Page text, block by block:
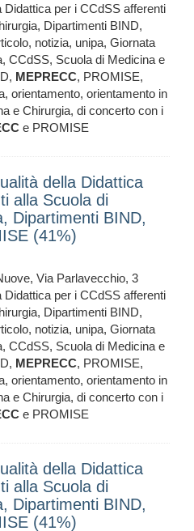
Didattica per i CCdSS afferenti
Dipartimenti BIND,
notizia, unipa, Giornata
CCdSS, Scuola di Medicina e
MEPRECC, PROMISE,
orientamento, orientamento in
e Chirurgia, di concerto con i
e PROMISE
della Didattica
alla Scuola di
Dipartimenti BIND,
(41%)
Via Parlavecchio, 3
Didattica per i CCdSS afferenti
Dipartimenti BIND,
notizia, unipa, Giornata
CCdSS, Scuola di Medicina e
MEPRECC, PROMISE,
orientamento, orientamento in
e Chirurgia, di concerto con i
e PROMISE
della Didattica
alla Scuola di
Dipartimenti BIND,
(41%)